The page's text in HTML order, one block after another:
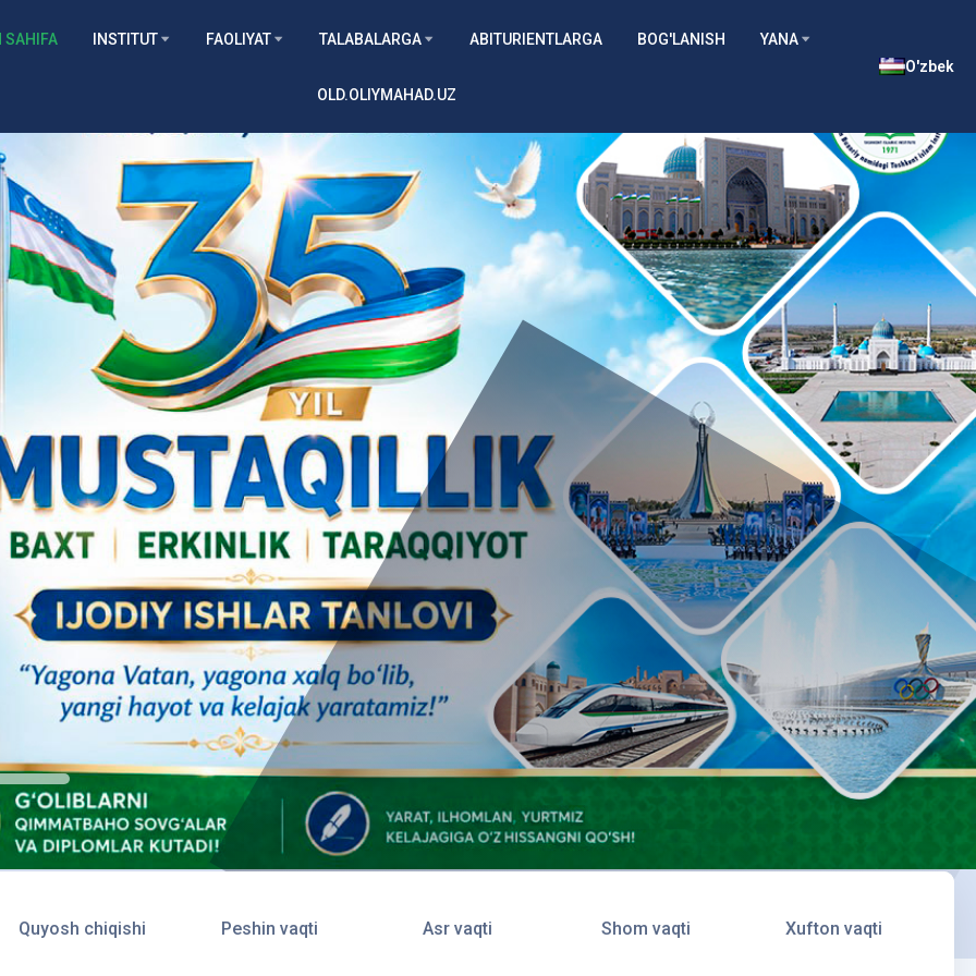
SAHIFA INSTITUT FAOLIYAT TALABALARGA ABITURIENTLARGA BOG'LANISH YANA
OLD.OLIYMAHAD.UZ
O'zbek
Quyosh chiqishi Peshin vaqti Asr vaqti Shom vaqti Xufton vaqti